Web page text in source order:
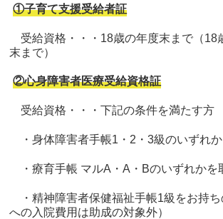
①子育て支援受給者証
受給資格・・・18歳の年度末まで（18
末まで）
②心身障害者医療受給資格証
受給資格・・・下記の条件を満たす方
・身体障害者手帳1・2・3級のいずれ
・療育手帳 マルA・A・Bのいずれかを
・精神障害者保健福祉手帳1級をお持
への入院費用は助成の対象外）